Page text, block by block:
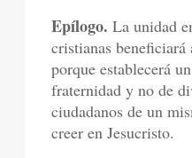
Epílogo. La unidad
cristianas beneficiará
porque establecerá
fraternidad y no de
ciudadanos de un
creer en Jesucristo.